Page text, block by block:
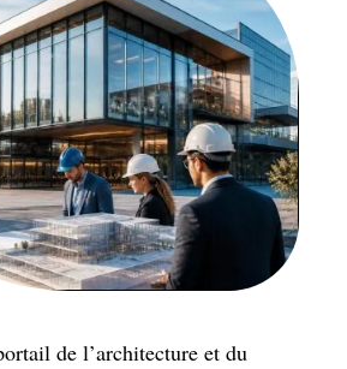
de l’architecture et du